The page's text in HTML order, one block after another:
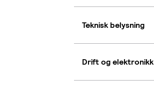
Teknisk belysning
Drift og elektronikk